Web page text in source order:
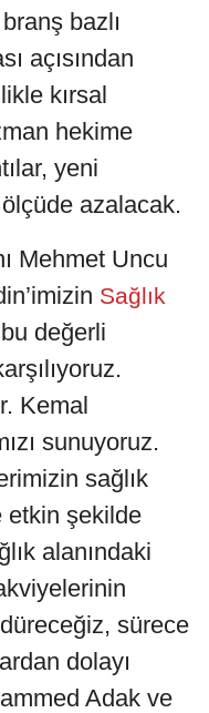
bazlı
açısından
kırsal
hekime
yeni
azalacak.
Mehmet Uncu
Sağlık
değerli
Kemal
sunuyoruz.
sağlık
etkin şekilde
alanındaki
sürece
dolayı
Adak ve